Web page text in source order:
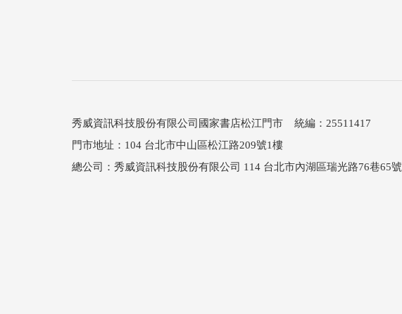
秀威資訊科技股份有限公司國家書店松江門市 統編：25511417
門市地址：104 台北市中山區松江路209號1樓
總公司：秀威資訊科技股份有限公司 114 台北市內湖區瑞光路76巷65號